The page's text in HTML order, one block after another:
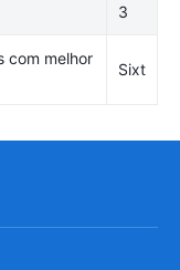
3
com melhor
Sixt